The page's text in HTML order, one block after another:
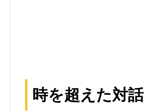
時を超えた対話